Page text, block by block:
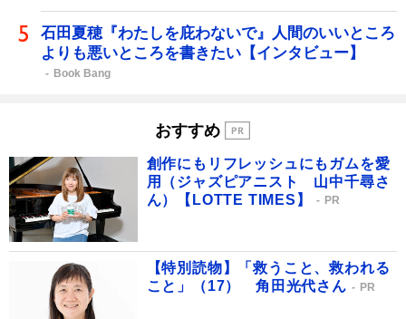
石田夏穂『わたしを庇わないで』人間のいいところ
よりも悪いところを書きたい【インタビュー】
Book Bang
おすすめ
創作にもリフレッシュにもガムを愛
用（ジャズピアニスト 山中千尋さ
ん）【LOTTE TIMES】
PR
【特別読物】「救うこと、救われる
こと」（17） 角田光代さん
PR